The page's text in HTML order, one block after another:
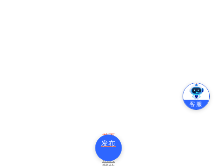
首页
分类
发布
消息
客服